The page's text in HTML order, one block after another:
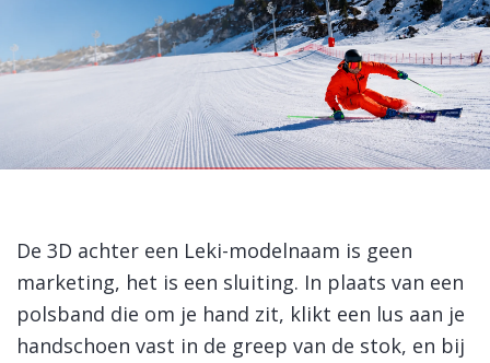
Onderhoud
Koopgidsen
Leki skistokken
De 3D achter een Leki-modelnaam is geen
marketing, het is een sluiting. In plaats van een
polsband die om je hand zit, klikt een lus aan je
handschoen vast in de greep van de stok, en bij